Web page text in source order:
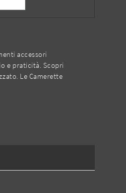
accessori
e praticità. Scopri
Le Camerette